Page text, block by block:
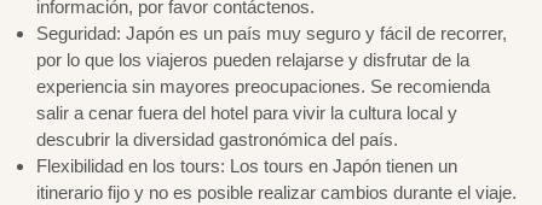
información, por favor contáctenos.
Seguridad: Japón es un país muy seguro y fácil de recorrer,
por lo que los viajeros pueden relajarse y disfrutar de la
experiencia sin mayores preocupaciones. Se recomienda
salir a cenar fuera del hotel para vivir la cultura local y
descubrir la diversidad gastronómica del país.
Flexibilidad en los tours: Los tours en Japón tienen un
itinerario fijo y no es posible realizar cambios durante el viaje.